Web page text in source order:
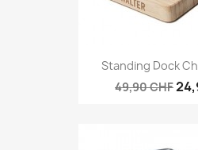
Standing Dock
49,90 CHF